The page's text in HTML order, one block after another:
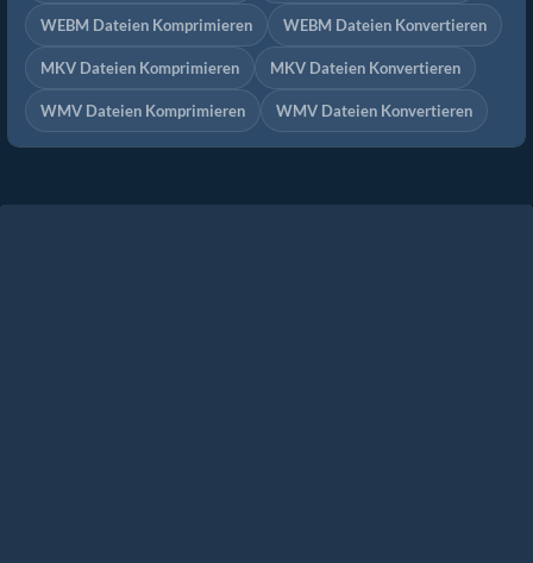
WEBM Dateien Komprimieren WEBM Dateien Konvertieren
MKV Dateien Komprimieren MKV Dateien Konvertieren
WMV Dateien Komprimieren WMV Dateien Konvertieren